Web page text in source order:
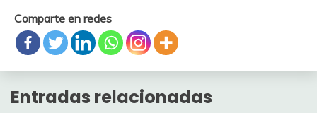
Comparte en redes
Entradas relacionadas